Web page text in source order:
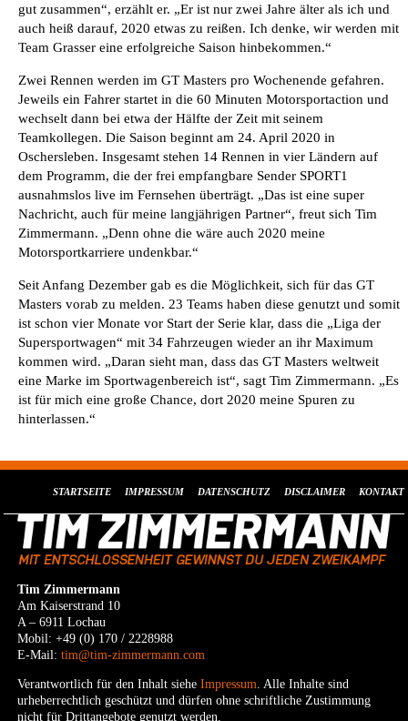
gut zusammen“, erzählt er. „Er ist nur zwei Jahre älter als ich und
auch heiß darauf, 2020 etwas zu reißen. Ich denke, wir werden mit
Team Grasser eine erfolgreiche Saison hinbekommen.“
Zwei Rennen werden im GT Masters pro Wochenende gefahren.
Jeweils ein Fahrer startet in die 60 Minuten Motorsportaction und
wechselt dann bei etwa der Hälfte der Zeit mit seinem
Teamkollegen. Die Saison beginnt am 24. April 2020 in
Oschersleben. Insgesamt stehen 14 Rennen in vier Ländern auf
dem Programm, die der frei empfangbare Sender SPORT1
ausnahmslos live im Fernsehen überträgt. „Das ist eine super
Nachricht, auch für meine langjährigen Partner“, freut sich Tim
Zimmermann. „Denn ohne die wäre auch 2020 meine
Motorsportkarriere undenkbar.“
Seit Anfang Dezember gab es die Möglichkeit, sich für das GT
Masters vorab zu melden. 23 Teams haben diese genutzt und somit
ist schon vier Monate vor Start der Serie klar, dass die „Liga der
Supersportwagen“ mit 34 Fahrzeugen wieder an ihr Maximum
kommen wird. „Daran sieht man, dass das GT Masters weltweit
eine Marke im Sportwagenbereich ist“, sagt Tim Zimmermann. „Es
ist für mich eine große Chance, dort 2020 meine Spuren zu
hinterlassen.“
KONTAKT
DISCLAIMER
DATENSCHUTZ
IMPRESSUM
STARTSEITE
Tim Zimmermann
Am Kaiserstrand 10
A – 6911 Lochau
Mobil: +49 (0) 170 / 2228988
E-Mail:tim@tim-zimmermann.com
Verantwortlich für den Inhalt sieheImpressum. Alle Inhalte sind
urheberrechtlich geschützt und dürfen ohne schriftliche Zustimmung
nicht für Drittangebote genutzt werden.